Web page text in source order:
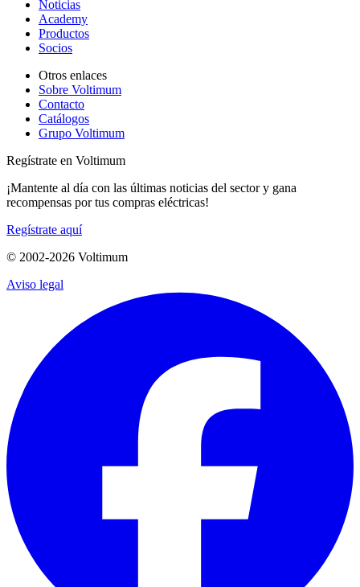
Noticias
Academy
Productos
Socios
Otros enlaces
Sobre Voltimum
Contacto
Catálogos
Grupo Voltimum
Regístrate en Voltimum
¡Mantente al día con las últimas noticias del sector y gana
recompensas por tus compras eléctricas!
Regístrate aquí
© 2002-2026 Voltimum
Aviso legal